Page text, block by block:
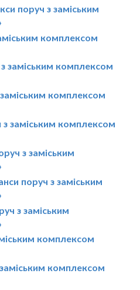
поруч з заміським
комплексом
заміським комплексом
комплексом
з заміським комплексом
з заміським
поруч з заміським
з заміським
комплексом
комплексом